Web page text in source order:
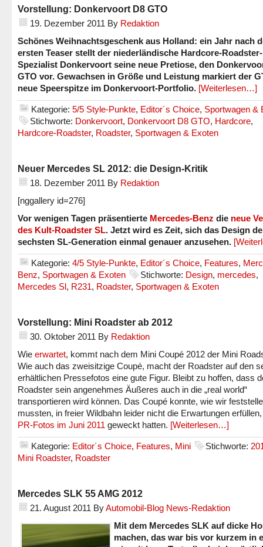
Vorstellung: Donkervoort D8 GTO
19. Dezember 2011 By Redaktion
Schönes Weihnachtsgeschenk aus Holland: ein Jahr nach
ersten Teaser stellt der niederländische Hardcore-Roadster-
Spezialist Donkervoort seine neue Pretiose, den
GTO vor. Gewachsen in Größe und Leistung markiert der
neue Speerspitze im Donkervoort-Portfolio. [Weiterlesen…]
Kategorie: 5/5 Style-Punkte, Editor´s Choice, Sportwagen &
Stichworte: Donkervoort, Donkervoort D8 GTO, Hardcore,
Hardcore-Roadster, Roadster, Sportwagen & Exoten
Neuer Mercedes SL 2012: die Design-Kritik
18. Dezember 2011 By Redaktion
[nggallery id=276]
Vor wenigen Tagen präsentierte Mercedes-Benz die neue
des Kult-Roadster SL. Jetzt wird es Zeit, sich das Design
sechsten SL-Generation einmal genauer anzusehen.
Kategorie: 4/5 Style-Punkte, Editor´s Choice, Features,
Benz, Sportwagen & Exoten Stichworte: Design, mercedes,
Mercedes Sl, R231, Roadster, Sportwagen & Exoten
Vorstellung: Mini Roadster ab 2012
30. Oktober 2011 By Redaktion
Wie erwartet, kommt nach dem Mini Coupé 2012 der Mini
Wie auch das zweisitzige Coupé, macht der Roadster auf den
erhältlichen Pressefotos eine gute Figur. Bleibt zu hoffen, dass
Roadster sein angenehmes Äußeres auch in die „real world“
transportieren wird können. Das Coupé konnte, wie wir
mussten, in freier Wildbahn leider nicht die Erwartungen
PR-Fotos im Juni 2011 geweckt hatten. [Weiterlesen…]
Kategorie: Editor´s Choice, Features, Mini Stichworte:
Mini Roadster, Roadster
Mercedes SLK 55 AMG 2012
21. August 2011 ByAutomobil-Blog News-Redaktion
Mit dem Mercedes SLK auf dicke
machen, das war bis vor kurzem in